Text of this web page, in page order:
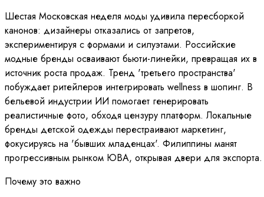
Шестая Московская неделя моды удивила пересборкой
канонов: дизайнеры отказались от запретов,
экспериментируя с формами и силуэтами. Российские
модные бренды осваивают бьюти-линейки, превращая их в
источник роста продаж. Тренд 'третьего пространства'
побуждает ритейлеров интегрировать wellness в шопинг. В
бельевой индустрии ИИ помогает генерировать
реалистичные фото, обходя цензуру платформ. Локальные
бренды детской одежды перестраивают маркетинг,
фокусируясь на 'бывших младенцах'. Филиппины манят
прогрессивным рынком ЮВА, открывая двери для экспорта.
Почему это важно